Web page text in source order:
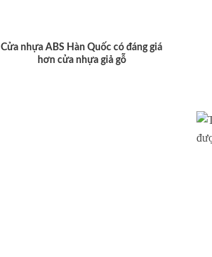
Cửa nhựa ABS Hàn Quốc có đáng giá
hơn cửa nhựa giả gỗ